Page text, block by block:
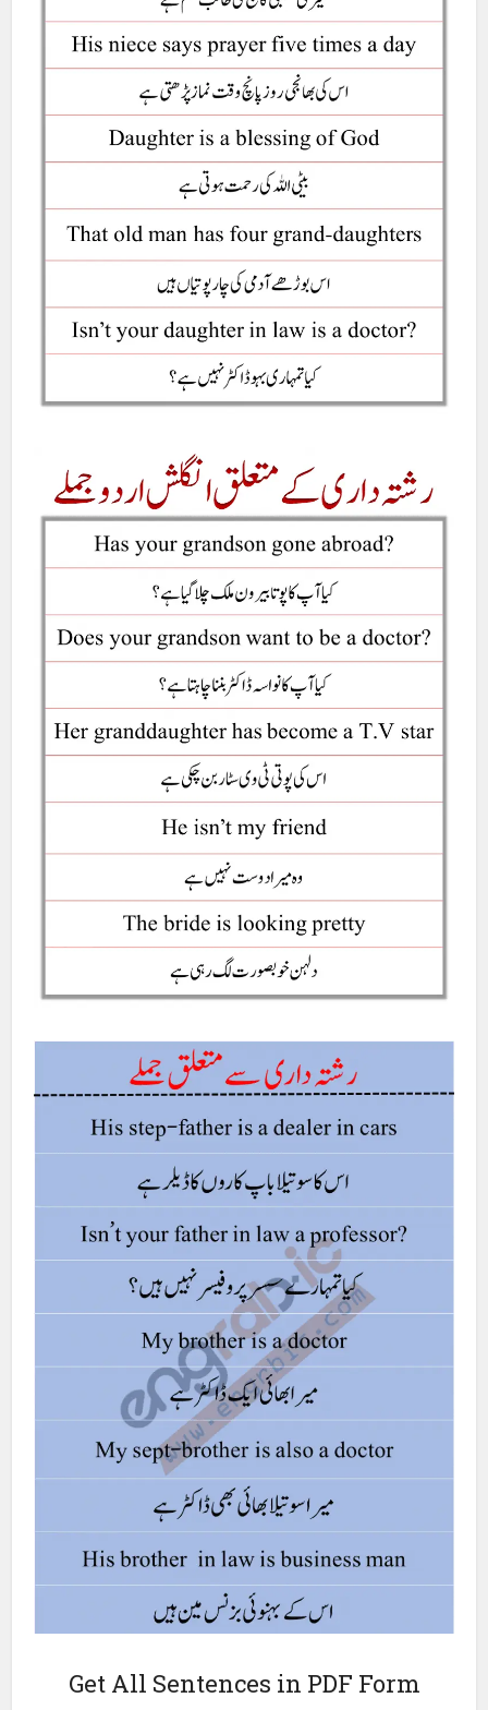
Get All Sentences in PDF Form